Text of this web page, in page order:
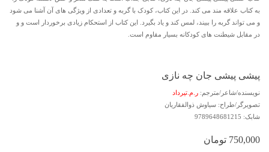
به کتاب علاقه مند می کند. در این کتاب، کودک با گربه و تعدادی از ویژگی های آن آشنا می شود
و می تواند گربه را ببیند، لمس کند و یاد بگیرد. این کتاب از استحکام زیادی برخوردار است و و
در مقابل شیطنت های کودکانه بسیار مقاوم است.
پیشی پیشی جان چه نازی
نویسنده/شاعر/مترجم: ر.م.تیرداد
تصویرگر/طراح: سیاوش ذوالفقاریان
شابک: 9789648681215
750,000 تومان